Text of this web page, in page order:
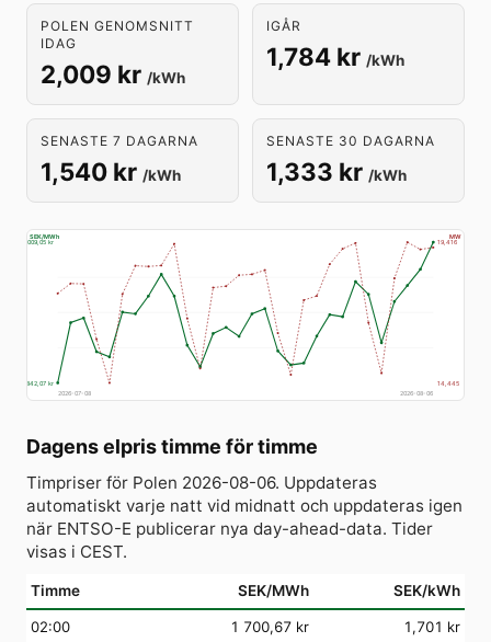
POLEN GENOMSNITT
IDAG
2,009 kr /kWh
IGÅR
1,784 kr /kWh
SENASTE 7 DAGARNA
1,540 kr /kWh
SENASTE 30 DAGARNA
1,333 kr /kWh
2 009,05 kr
842,07 kr
SEK/MWh
19,416
14,445
MW
2026-07-08 2026-08-06
Dagens elpris timme för timme
Timpriser för Polen 2026-08-06. Uppdateras
automatiskt varje natt vid midnatt och uppdateras igen
när ENTSO-E publicerar nya day-ahead-data. Tider
visas i CEST.
Timme SEK/MWh SEK/kWh
02:00 1 700,67 kr
1,701 kr